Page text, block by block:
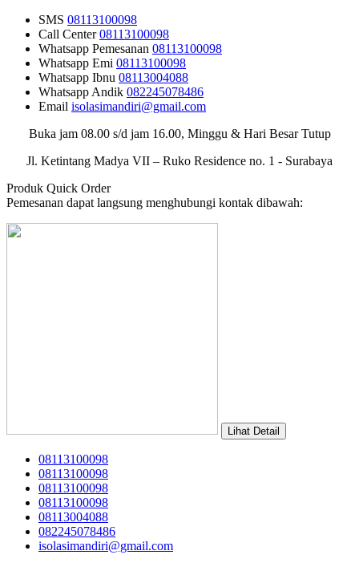
SMS 08113100098
Call Center08113100098
Whatsapp Pemesanan 08113100098
Whatsapp Emi 08113100098
Whatsapp Ibnu 08113004088
Whatsapp Andik 082245078486
Email isolasimandiri@gmail.com
Buka jam 08.00 s/d jam 16.00, Minggu & Hari Besar Tutup
Jl. Ketintang Madya VII – Ruko Residence no. 1 - Surabaya
Produk Quick Order
Pemesanan dapat langsung menghubungi kontak dibawah:
Lihat Detail
08113100098
08113100098
08113100098
08113100098
08113004088
082245078486
isolasimandiri@gmail.com